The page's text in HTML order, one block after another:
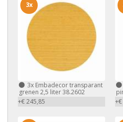
3x Embadecor transparant
grenen 2,5 liter 38.2602
+€ 245,85
3x